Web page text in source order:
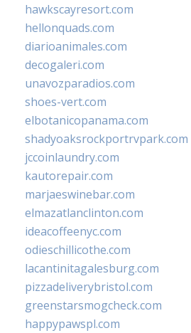
hawkscayresort.com
hellonquads.com
diarioanimales.com
decogaleri.com
unavozparadios.com
shoes-vert.com
elbotanicopanama.com
shadyoaksrockportrvpark.com
jccoinlaundry.com
kautorepair.com
marjaeswinebar.com
elmazatlanclinton.com
ideacoffeenyc.com
odieschillicothe.com
lacantinitagalesburg.com
pizzadeliverybristol.com
greenstarsmogcheck.com
happypawspl.com